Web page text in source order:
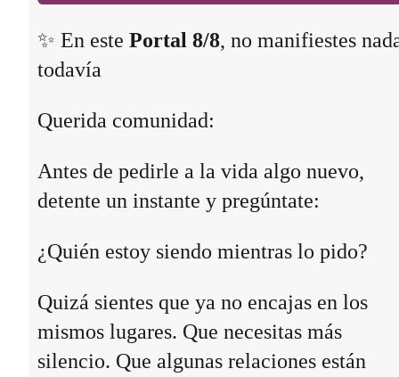
✨ En este Portal 8/8, no manifiestes
todavía
Querida comunidad:
Antes de pedirle a la vida algo nuevo,
detente un instante y pregúntate:
¿Quién estoy siendo mientras lo pido?
Quizá sientes que ya no encajas en los
mismos lugares. Que necesitas más
silencio. Que algunas relaciones están